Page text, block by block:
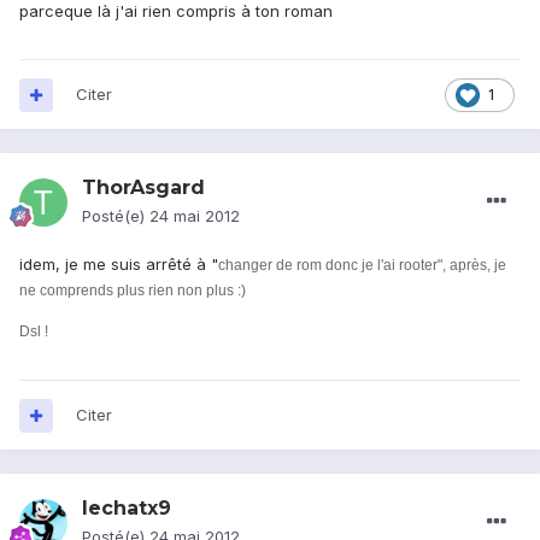
parceque là j'ai rien compris à ton roman
1
Citer
ThorAsgard
Posté(e) 24 mai 2012
idem, je me suis arrêté à "changer de rom donc je l'ai rooter", après, je
ne comprends plus rien non plus :)
Dsl !
Citer
lechatx9